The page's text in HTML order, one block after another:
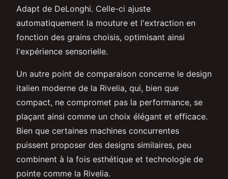
Adapt de DeLonghi. Celle-ci ajuste
automatiquement la mouture et l'extraction en
fonction des grains choisis, optimisant ainsi
l'expérience sensorielle.
Un autre point de comparaison concerne le design
italien moderne de la Rivelia, qui, bien que
compact, ne compromet pas la performance, se
plaçant ainsi comme un choix élégant et efficace.
Bien que certaines machines concurrentes
puissent proposer des designs similaires, peu
combinent à la fois esthétique et technologie de
pointe comme la Rivelia.